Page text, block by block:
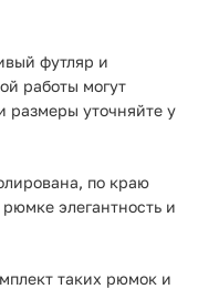
футляр и
работы могут
размеры уточняйте у
по краю
элегантность и
таких рюмок и